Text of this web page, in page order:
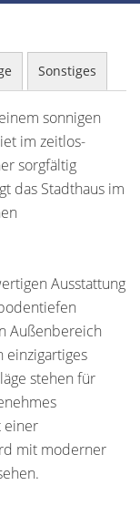
Sonstiges
sonnigen
im zeitlos-
sorgfältig
das Stadthaus im
Ausstattung
Außenbereich
einzigartiges
stehen für
einer
mit moderner